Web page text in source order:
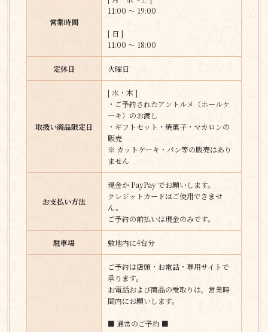
営業時間
11:00 〜 19:00
[ 日 ]
11:00 〜 18:00
定休日 火曜日
取扱い商品限定日
[ 水・木 ]
・ご予約されたアントルメ（ホールケ
ーキ）のお渡し
・ギフトセット・焼菓子・マカロンの
販売
※ カットケーキ・パン等の販売はあり
ません
お支払い方法
現金か PayPay でお願いします。
クレジットカードはご使用できませ
ん。
ご予約の前払いは現金のみです。
駐車場 敷地内に4台分
ご予約は店頭・お電話・専用サイトで
承ります。
お電話および商品の受取りは，営業時
間内にお願いします。
■ 通常のご予約 ■